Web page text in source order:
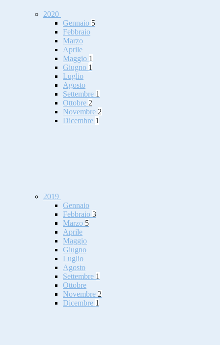
2020
Gennaio 5
Febbraio
Marzo
Aprile
Maggio 1
Giugno 1
Luglio
Agosto
Settembre 1
Ottobre 2
Novembre 2
Dicembre 1
2019
Gennaio
Febbraio 3
Marzo 5
Aprile
Maggio
Giugno
Luglio
Agosto
Settembre 1
Ottobre
Novembre 2
Dicembre 1